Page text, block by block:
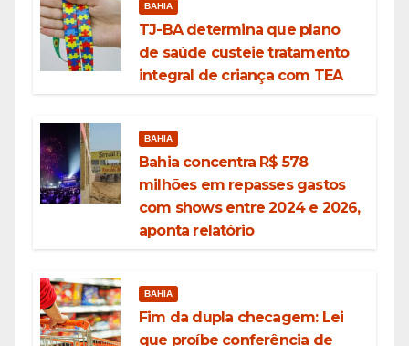
BAHIA
TJ-BA determina que plano
de saúde custeie tratamento
integral de criança com TEA
BAHIA
Bahia concentra R$ 578
milhões em repasses gastos
com shows entre 2024 e 2026,
aponta relatório
BAHIA
Fim da dupla checagem: Lei
que proíbe conferência de